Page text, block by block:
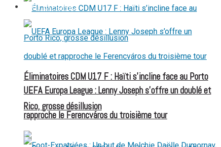
Éliminatoires CDM U17 F : Haïti s’incline face au Porto
Rico, grosse désillusion
FOOT EXPATRIÉS
UEFA Europa League : Lenny Joseph s’offre un doublé et
rapproche le Ferencváros du troisième tour